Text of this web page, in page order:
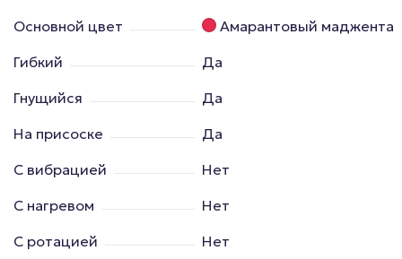
Основной цвет
Амарантовый маджента
Гибкий
Да
Гнущийся
Да
На присоске
Да
С вибрацией
Нет
С нагревом
Нет
С ротацией
Нет